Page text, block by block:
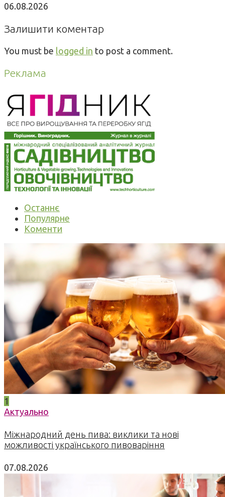
06.08.2026
Залишити коментар
You must be logged in to post a comment.
Реклама
Останнє
Популярне
Коменти
1
Актуально
Міжнародний день пива: виклики та нові
можливості українського пивоваріння
07.08.2026